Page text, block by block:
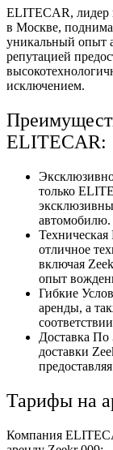
ELITECAR, лидер
в Москве,
уникальный опыт
репутацией
исключением.
ELITECAR:
только
автомобилю.
отличное
включая
опыт
Гибкие
аренды, а
Доставка По
доставки
Тарифы на
Компания